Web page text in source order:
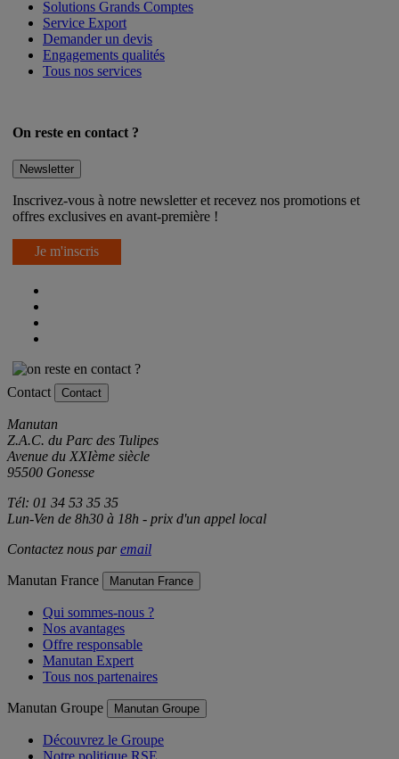
Livraison
Solutions Grands Comptes
Service Export
Demander un devis
Engagements qualités
Inscrivez-vous à notre newsletter et recevez nos promotions et
Je m'inscris
Contact
Manutan
Z.A.C. du Parc des Tulipes
Avenue du XXIème siècle
Tél: 01 34 53 35 35
Manutan France
Qui sommes-nous ?
Nos avantages
Offre responsable
Manutan Expert
Manutan Groupe
Découvrez le Groupe